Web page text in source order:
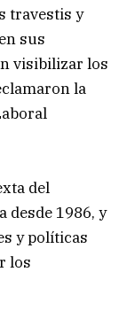
travestis y
sus
visibilizar los
la
del
desde 1986, y
y políticas
los